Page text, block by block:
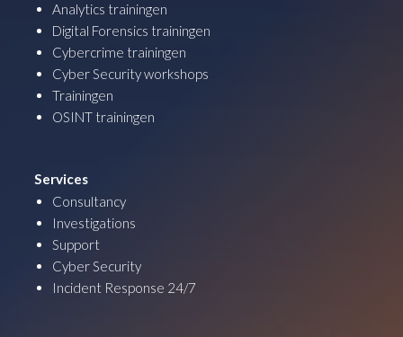
Analytics trainingen
Digital Forensics trainingen
Cybercrime trainingen
Cyber Security workshops
Trainingen
OSINT trainingen
Services
Consultancy
Investigations
Support
Cyber Security
Incident Response 24/7